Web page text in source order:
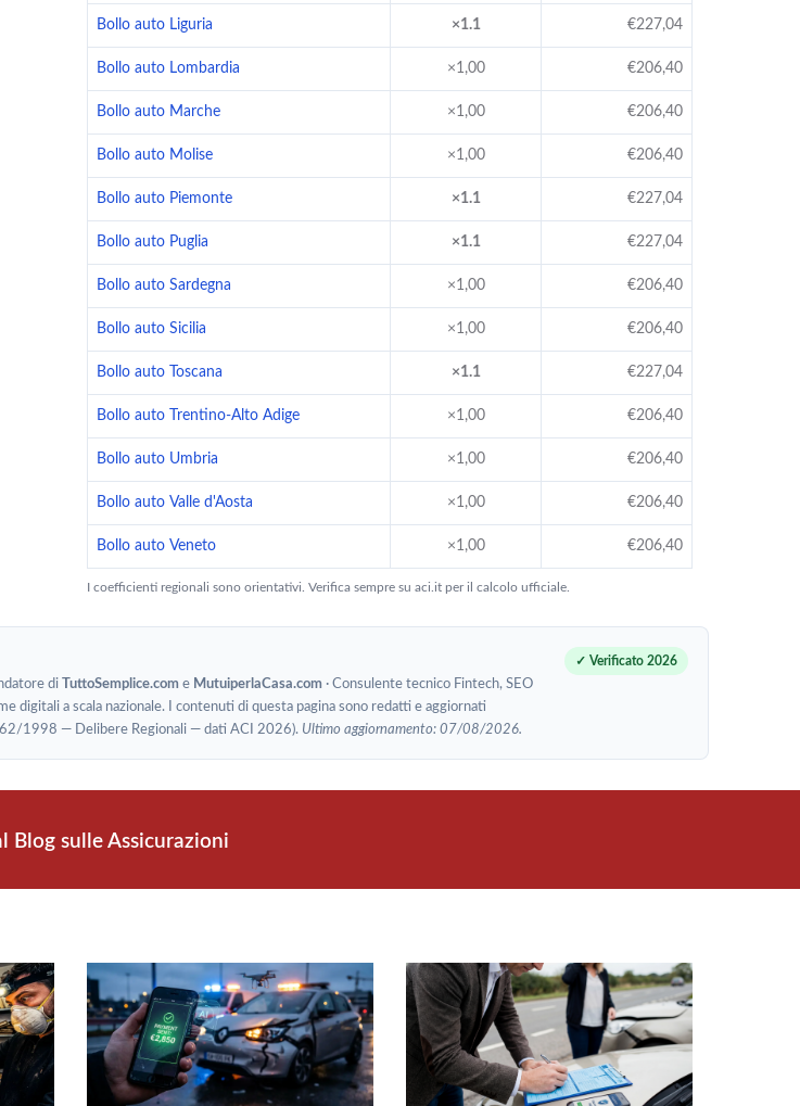
Bollo auto Liguria ×1.1 €227,04
Bollo auto Lombardia ×1,00 €206,40
Bollo auto Marche ×1,00 €206,40
Bollo auto Molise ×1,00 €206,40
Bollo auto Piemonte ×1.1 €227,04
Bollo auto Puglia ×1.1 €227,04
Bollo auto Sardegna ×1,00 €206,40
Bollo auto Sicilia ×1,00 €206,40
Bollo auto Toscana ×1.1 €227,04
Bollo auto Trentino-Alto Adige ×1,00 €206,40
Bollo auto Umbria ×1,00 €206,40
Bollo auto Valle d'Aosta ×1,00 €206,40
Bollo auto Veneto ×1,00 €206,40
I coefficienti regionali sono orientativi. Verifica sempre su aci.it per il calcolo ufficiale.
di TuttoSemplice.com e MutuiperlaCasa.com · Consulente tecnico Fintech, SEO
digitali a scala nazionale. I contenuti di questa pagina sono redatti e aggiornati
1998 — Delibere Regionali — dati ACI 2026). Ultimo aggiornamento: 07/08/2026.
✓ Verificato 2026
Blog sulle Assicurazioni